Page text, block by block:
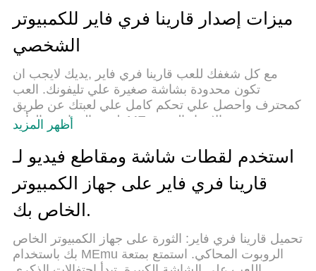
ميزات إصدار قارينا فري فاير للكمبيوتر
الشخصي
مع كل شغفك للعب قارينا فري فاير ,يديك لايجب ان
تكون محدودة بشاشة صغيرة علي تليفونك. العب
كمحترف واحصل علي تحكم كامل علي لعبتك عن طريق
لوحة المفاتيح والفأره. MEmuيقدم جميع الاشياء التي
تتوقعها.حمل والعب قارينا فري فاير علي جهاز الحاسوب
الخاص بك العب كماتريد ,لايوجد حدود علي البطارية
والباقة ولا يوجد اتصالات مزعجة النسخة الجديدة من
MEmu7 هو افضل وسيلة للعب قارينا فري فاير علي
جهاز الحاسب معد عن طريق خبراتنا , لوحة المفاتيح
المعده مسبقا تجعل قارينا فري فاير العبة لعبة كمبيوتر
نوافذ يجعل لعب لعبتين او اكثر او استعمال اكثر من
حساب اسهل واهم شئ ان المحرك الخاص بنا يمكن ان
أظهر المزيد
استخدم لقطات شاشة ومقاطع فيديو لـ
قارينا فري فاير على جهاز الكمبيوتر
الخاص بك.
تحميل قارينا فري فاير: الثورة على جهاز الكمبيوتر الخاص
بك باستخدام MEmu الروبوت المحاكي. استمتع بمتعة